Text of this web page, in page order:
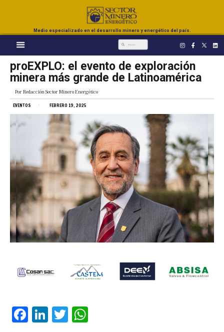
Medio especializado en el desarrollo minero y energético del país.
proEXPLO: el evento de exploración
minera más grande de Latinoamérica
Por Redacción Sector Minero Energético
EVENTOS FEBRERO 19, 2025
Facebook
LinkedIn
Twitter